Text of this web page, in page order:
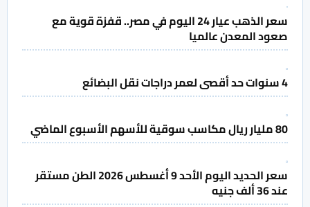
سعر الذهب عيار 24 اليوم في مصر.. قفزة قوية مع
صعود المعدن عالميا
4 سنوات حد أقصى لعمر دراجات نقل البضائع
80 مليار ريال مكاسب سوقية للأسهم الأسبوع الماضي
سعر الحديد اليوم الأحد 9 أغسطس 2026 الطن مستقر
عند 36 ألف جنيه